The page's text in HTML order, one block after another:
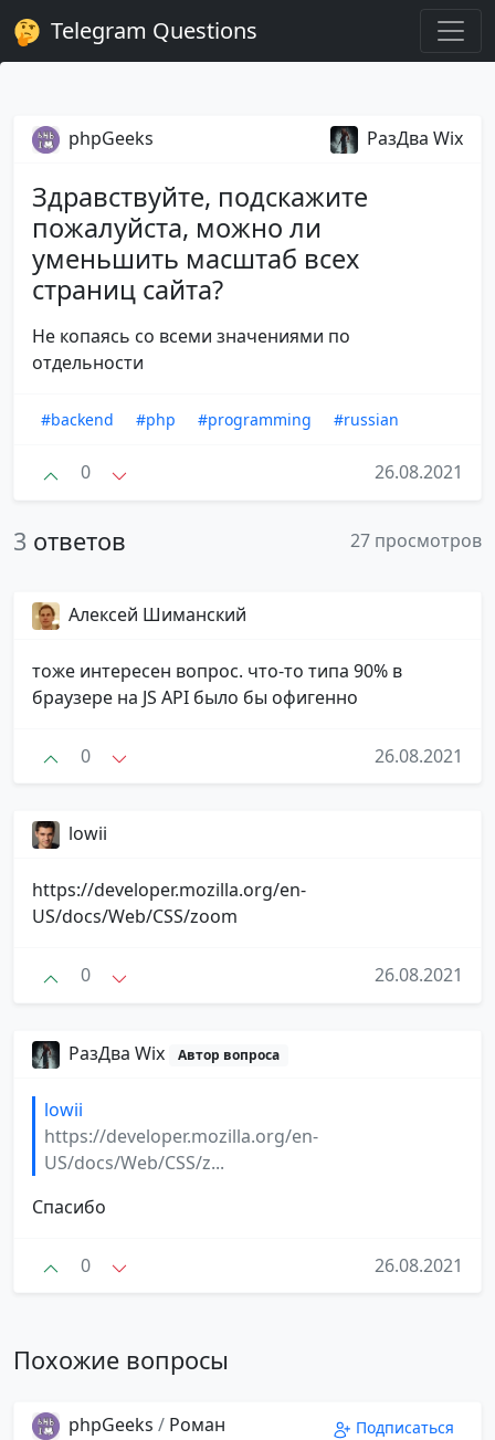
Telegram Questions
phpGeeks РазДва Wix
Здравствуйте, подскажите
пожалуйста, можно ли
уменьшить масштаб всех
страниц сайта?
Не копаясь со всеми значениями по
отдельности
#backend #php #programming #russian
0 26.08.2021
3 ответов 27 просмотров
Алексей Шиманский
тоже интересен вопрос. что-то типа 90% в
браузере на JS API было бы офигенно
0 26.08.2021
lowii
https://developer.mozilla.org/en-
US/docs/Web/CSS/zoom
0 26.08.2021
РазДва Wix Автор вопроса
lowii
https://developer.mozilla.org/en-
US/docs/Web/CSS/z...
Спасибо
0 26.08.2021
Похожие вопросы
phpGeeks / Роман
Подписаться